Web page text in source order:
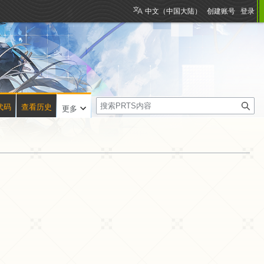
中文（中国大陆） 创建账号 登录
码 查看历史 更多
搜
索